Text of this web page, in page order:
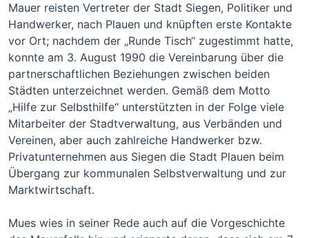
Mauer reisten Vertreter der Stadt Siegen, Politiker und
Handwerker, nach Plauen und knüpften erste Kontakte
vor Ort; nachdem der „Runde Tisch“ zugestimmt hatte,
konnte am 3. August 1990 die Vereinbarung über die
partnerschaftlichen Beziehungen zwischen beiden
Städten unterzeichnet werden. Gemäß dem Motto
„Hilfe zur Selbsthilfe“ unterstützten in der Folge viele
Mitarbeiter der Stadtverwaltung, aus Verbänden und
Vereinen, aber auch zahlreiche Handwerker bzw.
Privatunternehmen aus Siegen die Stadt Plauen beim
Übergang zur kommunalen Selbstverwaltung und zur
Marktwirtschaft.
Mues wies in seiner Rede auch auf die Vorgeschichte